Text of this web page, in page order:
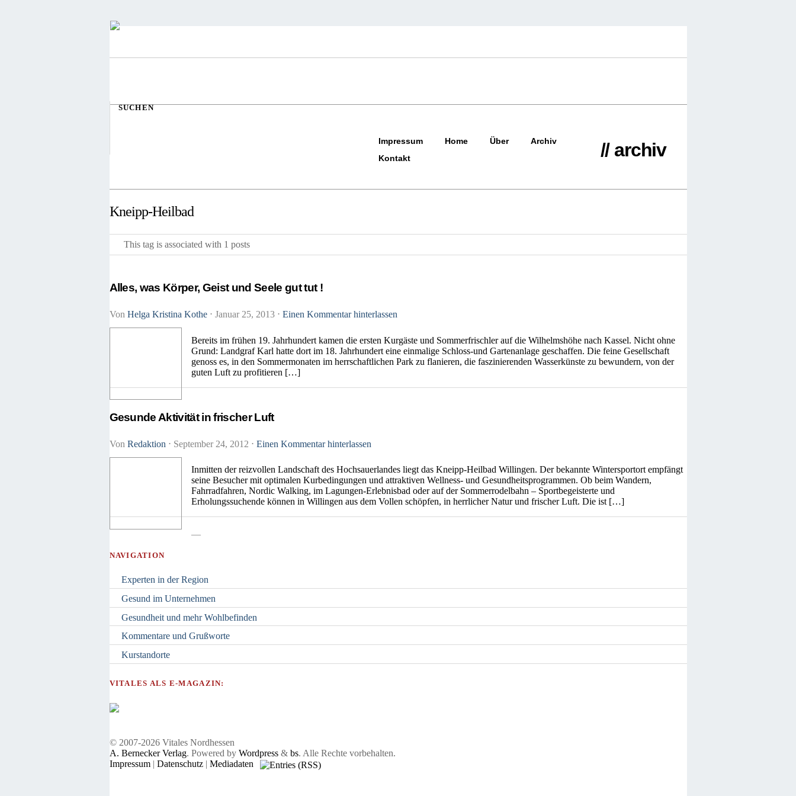
SUCHEN
Impressum Home Über
Archiv
Kontakt
// archiv
Kneipp-Heilbad
This tag is associated with 1 posts
Alles, was Körper, Geist und Seele gut tut !
Von Helga Kristina Kothe ⋅ Januar 25, 2013 ⋅ Einen Kommentar hinterlassen
Bereits im frühen 19. Jahrhundert kamen die ersten Kurgäste und Sommerfrischler auf die Wilhelmshöhe nach Kassel. Nicht ohne
Grund: Landgraf Karl hatte dort im 18. Jahrhundert eine einmalige Schloss-und Gartenanlage geschaffen. Die feine Gesellschaft
genoss es, in den Sommermonaten im herrschaftlichen Park zu flanieren, die faszinierenden Wasserkünste zu bewundern, von der
guten Luft zu profitieren […]
Gesunde Aktivität in frischer Luft
Von Redaktion ⋅ September 24, 2012 ⋅ Einen Kommentar hinterlassen
Inmitten der reizvollen Landschaft des Hochsauerlandes liegt das Kneipp-Heilbad Willingen. Der bekannte Wintersportort empfängt
seine Besucher mit optimalen Kurbedingungen und attraktiven Wellness- und Gesundheitsprogrammen. Ob beim Wandern,
Fahrradfahren, Nordic Walking, im Lagungen-Erlebnisbad oder auf der Sommerrodelbahn – Sportbegeisterte und
Erholungssuchende können in Willingen aus dem Vollen schöpfen, in herrlicher Natur und frischer Luft. Die ist […]
—
NAVIGATION
Experten in der Region
Gesund im Unternehmen
Gesundheit und mehr Wohlbefinden
Kommentare und Grußworte
Kurstandorte
VITALES ALS E-MAGAZIN:
© 2007-2026 Vitales Nordhessen
A. Bernecker Verlag. Powered by Wordpress& bs. Alle Rechte vorbehalten.
Impressum| Datenschutz| Mediadaten